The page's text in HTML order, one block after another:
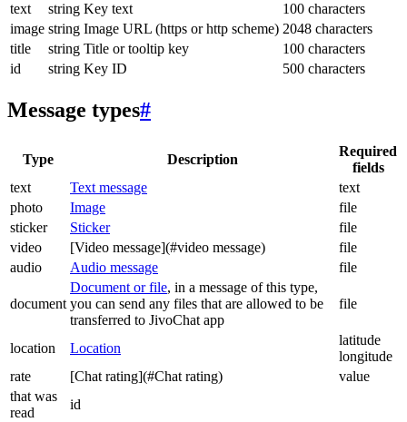
text
string Key text
100 characters
image string Image URL (https or http scheme) 2048 characters
title
string Title or tooltip key
100 characters
id
string Key ID 500 characters
Message types#
Type Description
Required
fields
text
Text message
text
photo
Image
file
sticker
Sticker
file
video
[Video message](#video message)
file
audio
Audio message file
document
Document or file, in a message of this type,
you can send any files that are allowed to be
transferred to JivoChat app
file
location Location
latitude
longitude
rate
[Chat rating](#Chat rating)
value
that was
read
id